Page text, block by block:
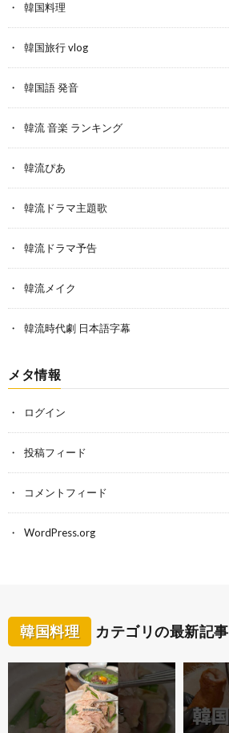
韓国料理
韓国旅行 vlog
韓国語 発音
韓流 音楽 ランキング
韓流ぴあ
韓流ドラマ主題歌
韓流ドラマ予告
韓流メイク
韓流時代劇 日本語字幕
メタ情報
ログイン
投稿フィード
コメントフィード
WordPress.org
韓国料理 カテゴリの最新記事